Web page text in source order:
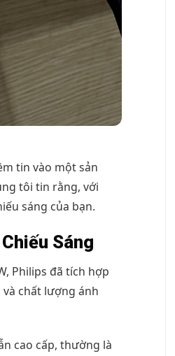
tin vào một sản
tôi tin rằng, với
sáng của bạn.
Sáng
Philips đã tích hợp
chất lượng ánh
cao cấp, thường là